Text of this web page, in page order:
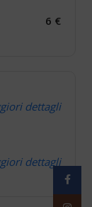
6 €
dettagli
dettagli